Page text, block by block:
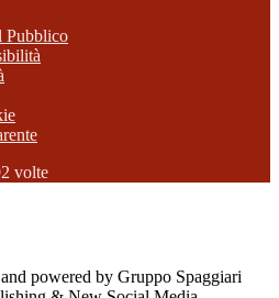
Pubblico
volte
powered by Gruppo Spaggiari